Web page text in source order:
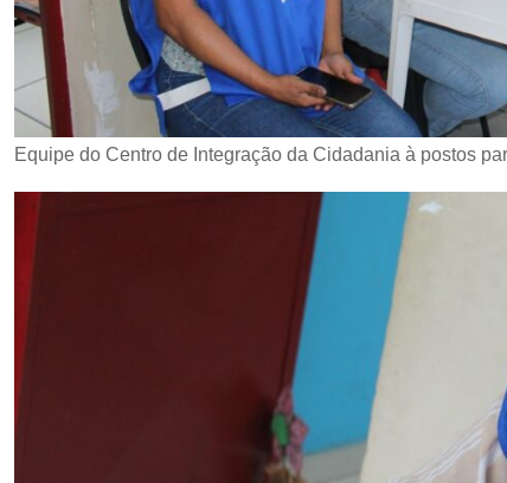
Equipe do Centro de Integração da Cidadania à postos